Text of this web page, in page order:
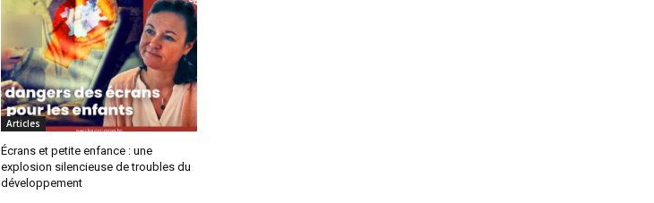
Articles
Écrans et petite enfance : une
explosion silencieuse de troubles du
développement